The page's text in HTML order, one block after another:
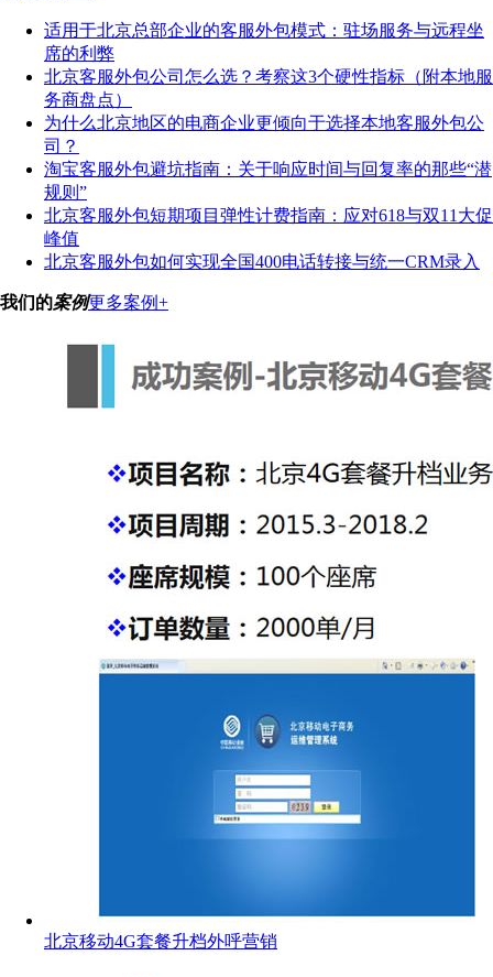
适用于北京总部企业的客服外包模式：驻场服务与远程坐
席的利弊
北京客服外包公司怎么选？考察这3个硬性指标（附本地服
务商盘点）
为什么北京地区的电商企业更倾向于选择本地客服外包公
司？
淘宝客服外包避坑指南：关于响应时间与回复率的那些“潜
规则”
北京客服外包短期项目弹性计费指南：应对618与双11大促
峰值
北京客服外包如何实现全国400电话转接与统一CRM录入
我们的案例更多案例+
北京移动4G套餐升档外呼营销